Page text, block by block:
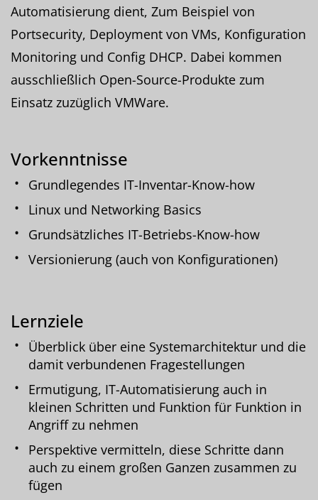
Automatisierung dient, Zum Beispiel von
Portsecurity, Deployment von VMs, Konfiguration
Monitoring und Config DHCP. Dabei kommen
ausschließlich Open-Source-Produkte zum
Einsatz zuzüglich VMWare.
Vorkenntnisse
Grundlegendes IT-Inventar-Know-how
Linux und Networking Basics
Grundsätzliches IT-Betriebs-Know-how
Versionierung (auch von Konfigurationen)
Lernziele
Überblick über eine Systemarchitektur und die
damit verbundenen Fragestellungen
Ermutigung, IT-Automatisierung auch in
kleinen Schritten und Funktion für Funktion in
Angriff zu nehmen
Perspektive vermitteln, diese Schritte dann
auch zu einem großen Ganzen zusammen zu
fügen